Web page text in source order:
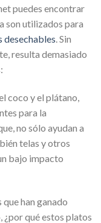
puedes encontrar
son utilizados para
desechables. Sin
resulta demasiado
coco y el plátano,
para la
no sólo ayudan a
telas y otros
bajo impacto
han ganado
¿por qué estos platos